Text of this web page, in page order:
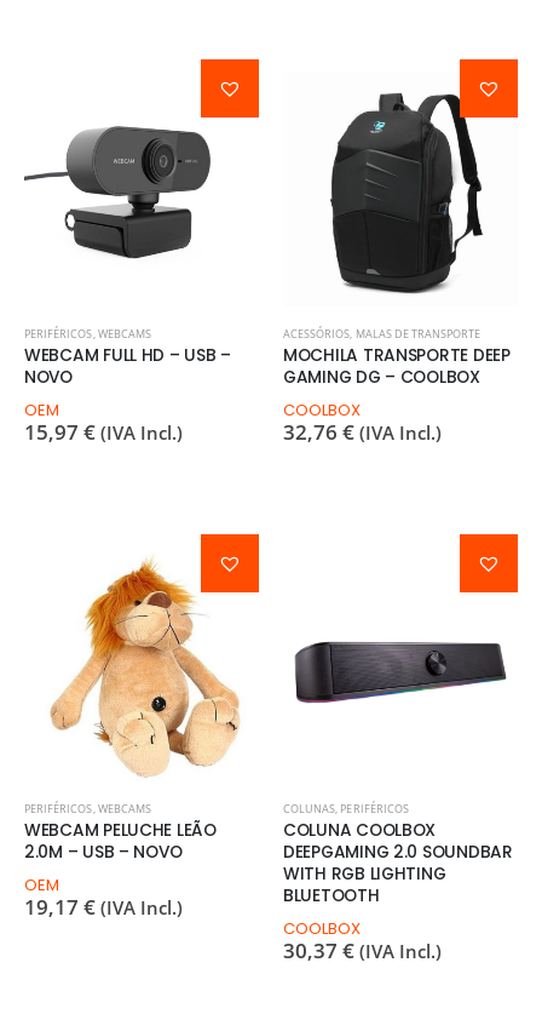
PERIFÉRICOS,WEBCAMS
WEBCAM FULL HD – USB –
NOVO
OEM
15,97 € (IVA Incl.)
ACESSÓRIOS, MALAS DE TRANSPORTE
MOCHILA TRANSPORTE DEEP
GAMING DG – COOLBOX
COOLBOX
32,76 € (IVA Incl.)
PERIFÉRICOS,WEBCAMS
WEBCAM PELUCHE LEÃO
2.0M – USB – NOVO
OEM
19,17 € (IVA Incl.)
COLUNAS, PERIFÉRICOS
COLUNA COOLBOX
DEEPGAMING 2.0 SOUNDBAR
WITH RGB LIGHTING
BLUETOOTH
COOLBOX
30,37 € (IVA Incl.)